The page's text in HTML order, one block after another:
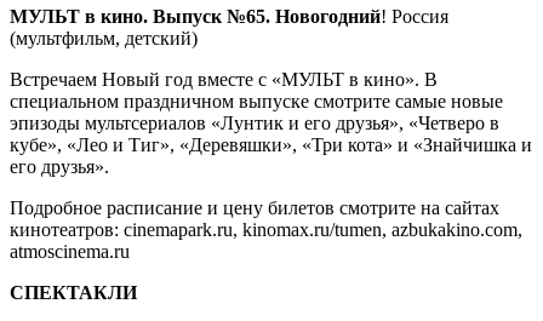
МУЛЬТ в кино. Выпуск №65. Новогодний! Россия
(мультфильм, детский)
Встречаем Новый год вместе с «МУЛЬТ в кино». В
специальном праздничном выпуске смотрите самые новые
эпизоды мультсериалов «Лунтик и его друзья», «Четверо в
кубе», «Лео и Тиг», «Деревяшки», «Три кота» и «Знайчишка и
его друзья».
Подробное расписание и цену билетов смотрите на сайтах
кинотеатров: cinemapark.ru, kinomax.ru/tumen, azbukakino.com,
atmoscinema.ru
СПЕКТАКЛИ